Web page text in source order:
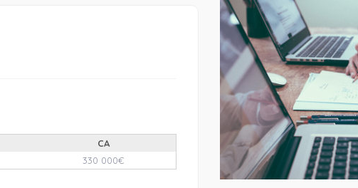
CA
330 000€